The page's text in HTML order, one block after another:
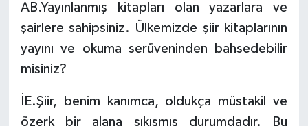
AB.Yayınlanmış kitapları olan yazarlara ve
şairlere sahipsiniz. Ülkemizde şiir kitaplarının
yayını ve okuma serüveninden bahsedebilir
misiniz?
İE.Şiir, benim kanımca, oldukça müstakil ve
özerk bir alana sıkışmış durumdadır. Bu